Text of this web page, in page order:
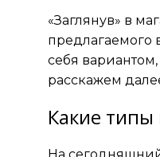
«Заглянув» в
предлагаемого
себя
расскажем
Какие